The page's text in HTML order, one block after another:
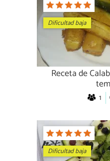
Dificultad baja
Receta de
1
Dificultad baja